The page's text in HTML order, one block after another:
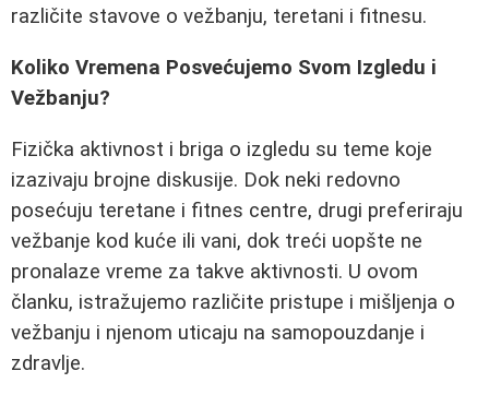
različite stavove o vežbanju, teretani i fitnesu.
Koliko Vremena Posvećujemo Svom Izgledu i
Vežbanju?
Fizička aktivnost i briga o izgledu su teme koje
izazivaju brojne diskusije. Dok neki redovno
posećuju teretane i fitnes centre, drugi preferiraju
vežbanje kod kuće ili vani, dok treći uopšte ne
pronalaze vreme za takve aktivnosti. U ovom
članku, istražujemo različite pristupe i mišljenja o
vežbanju i njenom uticaju na samopouzdanje i
zdravlje.